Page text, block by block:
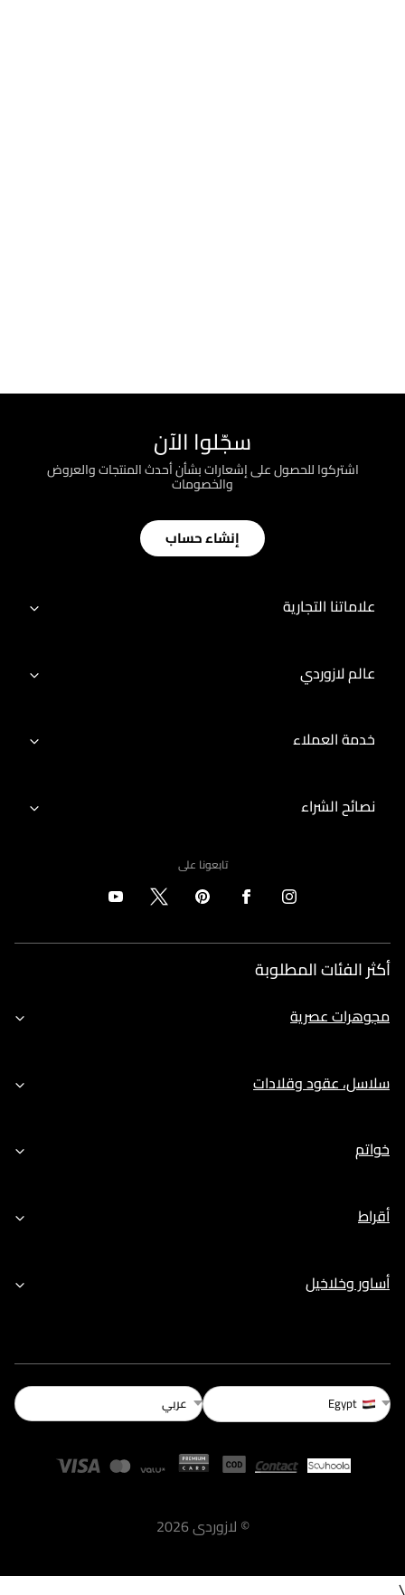
سجّلوا الآن
اشتركوا للحصول على إشعارات بشأن أحدث المنتجات والعروض
والخصومات
إنشاء حساب
علاماتنا التجارية
عالم لازوردي
خدمة العملاء
نصائح الشراء
تابعونا على
أكثر الفئات المطلوبة
مجوهرات عصرية
سلاسل، عقود وقلادات
خواتم
أقراط
أساور وخلاخيل
Egypt عربي
© لازوردى2026
\